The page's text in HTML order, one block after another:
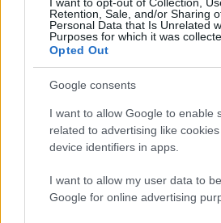
Retention, Sale, and/or Sharing
Personal Data that Is Unrelated
Purposes for which it was
Opted Out
Google consents
I want to allow Google to enable
related to advertising like
device identifiers in apps.
I want to allow my user data to
Google for online advertising
Hírlevél